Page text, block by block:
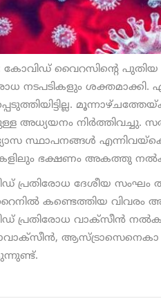
കോവിഡ് വൈറസിന്റെ
നടപടികളും
അധ്യയനം
സ്ഥാപനങ്ങള്‍
ഭക്ഷണം അകത്തു
പ്രതിരോധ ദേശീയ സംഘം
കണ്ടെത്തിയ വിവരം
പ്രതിരോധ വാക്‌സീന്‍
ആസ്ട്രാസെനെകാ